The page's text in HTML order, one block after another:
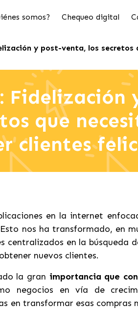
somos? Chequeo digital
y post-venta, los
Fidelización
que
clientes
en la internet
nos ha transformado, en
centralizados en la búsqueda
nuevos clientes.
la gran importancia que
negocios en vía de
en transformar esas compras